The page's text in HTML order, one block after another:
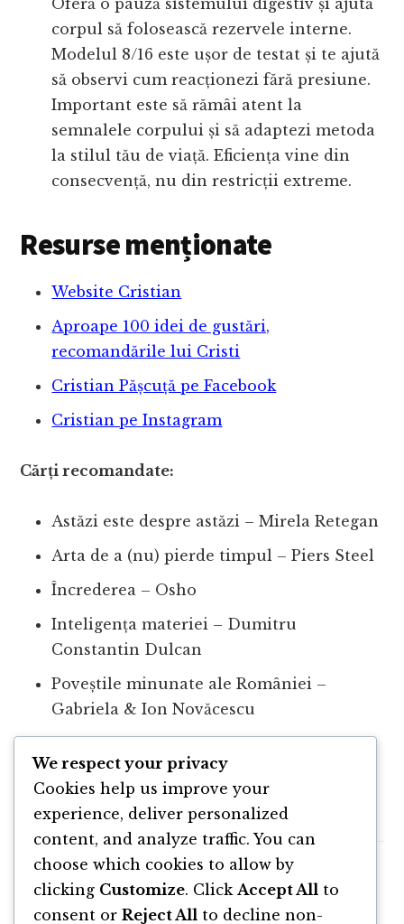
Oferă o pauză sistemului digestiv și ajută
corpul să folosească rezervele interne.
Modelul 8/16 este ușor de testat și te ajută
să observi cum reacționezi fără presiune.
Important este să rămâi atent la
semnalele corpului și să adaptezi metoda
la stilul tău de viață. Eficiența vine din
consecvență, nu din restricții extreme.
Resurse menționate
Website Cristian
Aproape 100 idei de gustări,
recomandările lui Cristi
Cristian Pășcuță pe Facebook
Cristian pe Instagram
Cărți recomandate:
Astăzi este despre astăzi – Mirela Retegan
Arta de a (nu) pierde timpul – Piers Steel
Încrederea – Osho
Inteligența materiei – Dumitru
Constantin Dulcan
Poveștile minunate ale României –
Gabriela & Ion Novăcescu
Cartea bucătarului profesionist –
Gabriela Berechet
We respect your privacy
Cookies help us improve your
experience, deliver personalized
content, and analyze traffic. You can
choose which cookies to allow by
clicking Customize. Click Accept All to
consent or Reject All to decline non-